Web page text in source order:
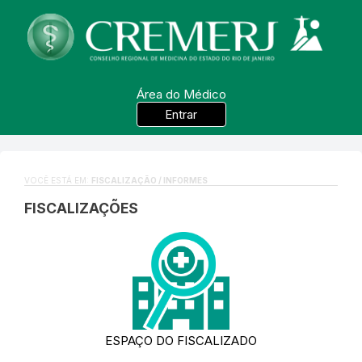
Área do Médico
Entrar
VOCÊ ESTÁ EM: FISCALIZAÇÃO / INFORMES
FISCALIZAÇÕES
ESPAÇO DO FISCALIZADO